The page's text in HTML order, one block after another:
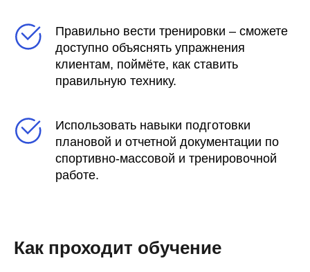
Правильно вести тренировки – сможете
доступно объяснять упражнения
клиентам, поймёте, как ставить
правильную технику.
­Использовать навыки подготовки
плановой и отчетной документации по
спортивно-массовой и тренировочной
работе.
Как проходит обучение